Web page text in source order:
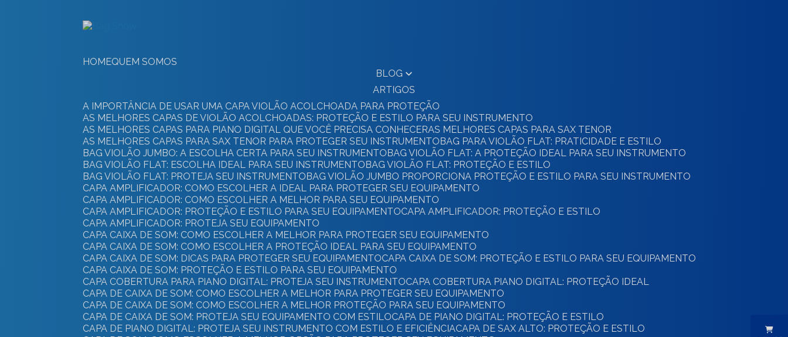
HOME
QUEM SOMOS
BLOG
ARTIGOS
A IMPORTÂNCIA DE USAR UMA CAPA VIOLÃO ACOLCHOADA PARA PROTEÇÃO
AS MELHORES CAPAS DE VIOLÃO ACOLCHOADAS: PROTEÇÃO E ESTILO PARA SEU INSTRUMENTO
AS MELHORES CAPAS PARA PIANO DIGITAL QUE VOCÊ PRECISA CONHECER AS MELHORES CAPAS PARA SAX TENOR
AS MELHORES CAPAS PARA SAX TENOR PARA PROTEGER SEU INSTRUMENTO
BAG PARA VIOLÃO FLAT: PRATICIDADE E ESTILO
BAG VIOLÃO JUMBO: A ESCOLHA CERTA PARA SEU INSTRUMENTO
BAG VIOLÃO FLAT: A PROTEÇÃO IDEAL PARA SEU INSTRUMENTO
BAG VIOLÃO FLAT: ESCOLHA IDEAL PARA SEU INSTRUMENTO
BAG VIOLÃO FLAT: PROTEÇÃO E ESTILO
BAG VIOLÃO FLAT: PROTEJA SEU INSTRUMENTO
BAG VIOLÃO JUMBO PROPORCIONA PROTEÇÃO E ESTILO PARA SEU INSTRUMENTO
CAPA AMPLIFICADOR: COMO ESCOLHER A IDEAL PARA PROTEGER SEU EQUIPAMENTO
CAPA AMPLIFICADOR: COMO ESCOLHER A MELHOR PARA SEU EQUIPAMENTO
CAPA AMPLIFICADOR: PROTEÇÃO E ESTILO PARA SEU EQUIPAMENTO
CAPA AMPLIFICADOR: PROTEÇÃO E ESTILO
CAPA AMPLIFICADOR: PROTEJA SEU EQUIPAMENTO
CAPA CAIXA DE SOM: COMO ESCOLHER A MELHOR PARA PROTEGER SEU EQUIPAMENTO
CAPA CAIXA DE SOM: COMO ESCOLHER A PROTEÇÃO IDEAL PARA SEU EQUIPAMENTO
CAPA CAIXA DE SOM: DICAS PARA PROTEGER SEU EQUIPAMENTO
CAPA CAIXA DE SOM: PROTEÇÃO E ESTILO PARA SEU EQUIPAMENTO
CAPA CAIXA DE SOM: PROTEÇÃO E ESTILO PARA SEU EQUIPAMENTO
CAPA COBERTURA PARA PIANO DIGITAL: PROTEJA SEU INSTRUMENTO
CAPA COBERTURA PIANO DIGITAL: PROTEÇÃO IDEAL
CAPA DE CAIXA DE SOM: COMO ESCOLHER A MELHOR PARA PROTEGER SEU EQUIPAMENTO
CAPA DE CAIXA DE SOM: COMO ESCOLHER A MELHOR PROTEÇÃO PARA SEU EQUIPAMENTO
CAPA DE CAIXA DE SOM: PROTEJA SEU EQUIPAMENTO COM ESTILO
CAPA DE PIANO DIGITAL: PROTEÇÃO E ESTILO
CAPA DE PIANO DIGITAL: PROTEJA SEU INSTRUMENTO COM ESTILO E EFICIÊNCIA CAPA DE SAX ALTO: PROTEÇÃO E ESTILO